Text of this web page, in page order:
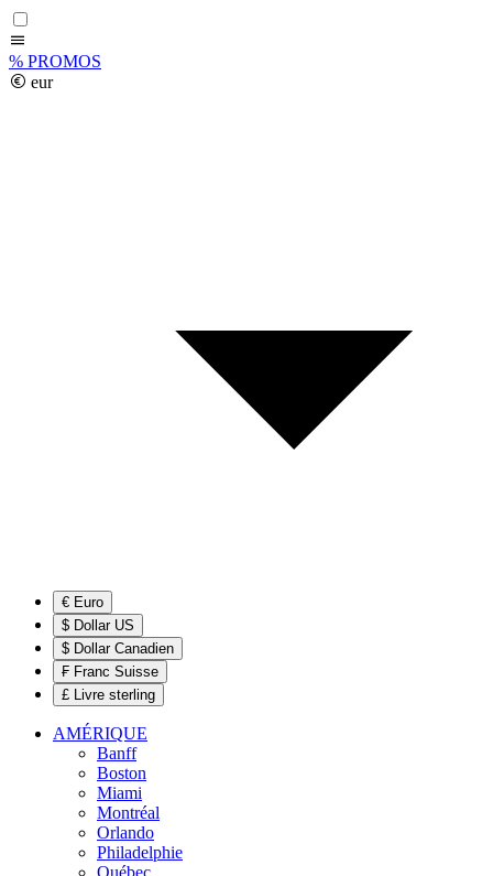
% PROMOS
eur
€ Euro
$ Dollar US
$ Dollar Canadien
₣ Franc Suisse
£ Livre sterling
AMÉRIQUE
Banff
Boston
Miami
Montréal
Orlando
Philadelphie
Québec